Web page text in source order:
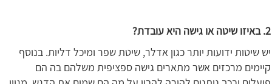
2. באיזו שיטה או גישה היא עובדת?
יש שיטות ידועות יותר כגון אדלר, שיטת שפר ומיכל דליות. בנוסף
קיימים מרכזים אשר מתארים גישה ספציפית משלהם בה הם